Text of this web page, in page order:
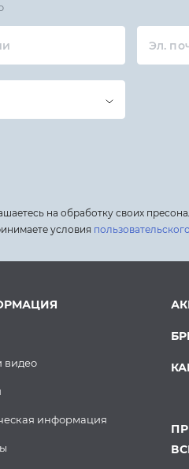
Эл.
на обработку своих
условия
видео
информация